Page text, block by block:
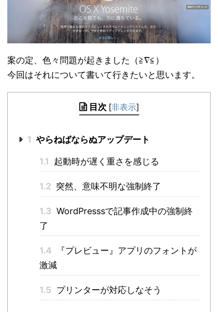
案の定、色々問題が起きました（≧∇≦）
今回はそれについて書いて行きたいと思います。
目次 [非表示]
1 やらねばならぬアップデート
1.1 起動時が遅く重さを感じる
1.2 突然、意味不明な強制終了
1.3 WordPresssで記事作成中の強制終
了
1.4
『プレビュー』アプリのフォントが
激減
1.5 プリンターが対応しなそう